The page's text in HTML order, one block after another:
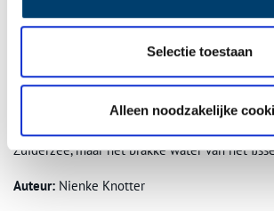
Selectie toestaan
Alleen noodzakelijke
stormen, dijkdoorbraken, met voorbij
Maar het kan ook aan het denken zetten.
perfect voorbeeld van. Hoewel het dorp in de
vorm een drastische metamorfose heeft
gesleep met bestaande huisjes er voor
vertrouwd bleef. De praatjes op straat bleven
aan de andere kant van de dijk klotste
Zuiderzee, maar het brakke water van het
Auteur: Nienke Knotter